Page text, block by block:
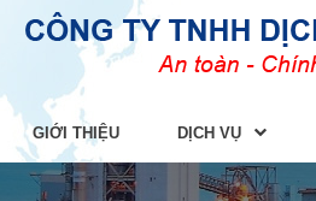
GIỚI THIỆU DỊCH VỤ